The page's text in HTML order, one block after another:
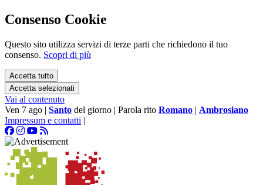
Consenso Cookie
Questo sito utilizza servizi di terze parti che richiedono il tuo
consenso. Scopri di più
Accetta tutto
Accetta selezionati
Vai al contenuto
Ven 7 ago | Santo del giorno | Parola rito Romano | Ambrosiano
Impressum e contatti |